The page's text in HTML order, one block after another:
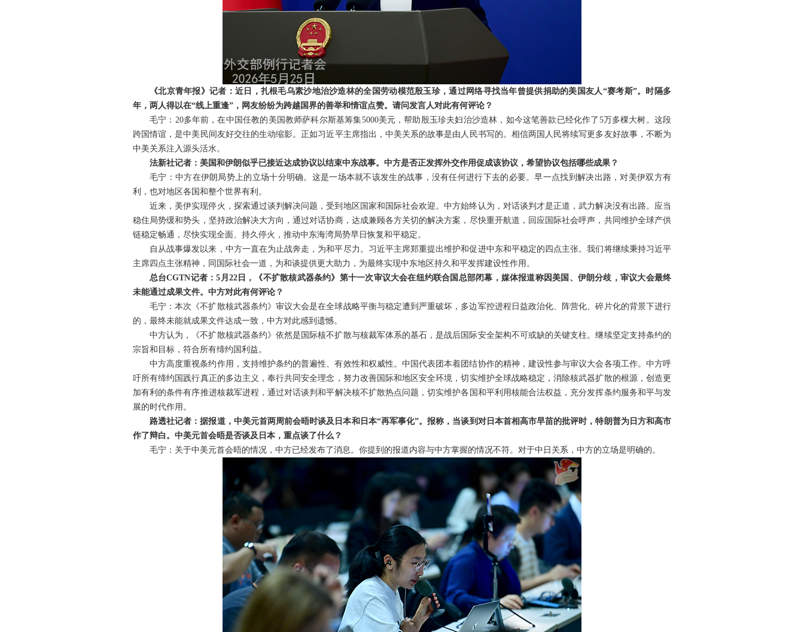
《北京青年报》记者：近日，扎根毛乌素沙地治沙造林的全国劳动模范殷玉珍，通过网络寻找当年曾提供捐助的美国友人“赛考斯”。时隔多
年，两人得以在“线上重逢”，网友纷纷为跨越国界的善举和情谊点赞。请问发言人对此有何评论？
毛宁：20多年前，在中国任教的美国教师萨科尔斯基筹集5000美元，帮助殷玉珍夫妇治沙造林，如今这笔善款已经化作了5万多棵大树。这段
跨国情谊，是中美民间友好交往的生动缩影。正如习近平主席指出，中美关系的故事是由人民书写的。相信两国人民将续写更多友好故事，不断为
中美关系注入源头活水。
法新社记者：美国和伊朗似乎已接近达成协议以结束中东战事。中方是否正发挥外交作用促成该协议，希望协议包括哪些成果？
毛宁：中方在伊朗局势上的立场十分明确。这是一场本就不该发生的战事，没有任何进行下去的必要。早一点找到解决出路，对美伊双方有
利，也对地区各国和整个世界有利。
近来，美伊实现停火，探索通过谈判解决问题，受到地区国家和国际社会欢迎。中方始终认为，对话谈判才是正道，武力解决没有出路。应当
稳住局势缓和势头，坚持政治解决大方向，通过对话协商，达成兼顾各方关切的解决方案，尽快重开航道，回应国际社会呼声，共同维护全球产供
链稳定畅通，尽快实现全面、持久停火，推动中东海湾局势早日恢复和平稳定。
自从战事爆发以来，中方一直在为止战奔走，为和平尽力。习近平主席郑重提出维护和促进中东和平稳定的四点主张。我们将继续秉持习近平
主席四点主张精神，同国际社会一道，为和谈提供更大助力，为最终实现中东地区持久和平发挥建设性作用。
总台CGTN记者：5月22日，《不扩散核武器条约》第十一次审议大会在纽约联合国总部闭幕，媒体报道称因美国、伊朗分歧，审议大会最终
未能通过成果文件。中方对此有何评论？
毛宁：本次《不扩散核武器条约》审议大会是在全球战略平衡与稳定遭到严重破坏，多边军控进程日益政治化、阵营化、碎片化的背景下进行
的，最终未能就成果文件达成一致，中方对此感到遗憾。
中方认为，《不扩散核武器条约》依然是国际核不扩散与核裁军体系的基石，是战后国际安全架构不可或缺的关键支柱。继续坚定支持条约的
宗旨和目标，符合所有缔约国利益。
中方高度重视条约作用，支持维护条约的普遍性、有效性和权威性。中国代表团本着团结协作的精神，建设性参与审议大会各项工作。中方呼
吁所有缔约国践行真正的多边主义，奉行共同安全理念，努力改善国际和地区安全环境，切实维护全球战略稳定，消除核武器扩散的根源，创造更
加有利的条件有序推进核裁军进程，通过对话谈判和平解决核不扩散热点问题，切实维护各国和平利用核能合法权益，充分发挥条约服务和平与发
展的时代作用。
路透社记者：据报道，中美元首两周前会晤时谈及日本和日本“再军事化”。报称，当谈到对日本首相高市早苗的批评时，特朗普为日方和高市
作了辩白。中美元首会晤是否谈及日本，重点谈了什么？
毛宁：关于中美元首会晤的情况，中方已经发布了消息。你提到的报道内容与中方掌握的情况不符。对于中日关系，中方的立场是明确的。